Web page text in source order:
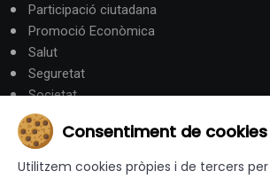
Participació ciutadana
Promoció Econòmica
Salut
Seguretat
Societat
Turisme
Altres Canals
Consentiment de cookies
Utilitzem cookies pròpies i de tercers